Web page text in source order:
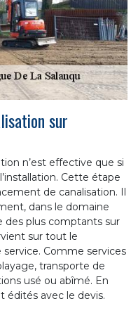
sur
n’est effective que si
Cette étape
de canalisation. Il
dans le domaine
des plus comptants sur
sur tout le
Comme services
transporte de
usé ou abîmé. En
édités avec le devis.